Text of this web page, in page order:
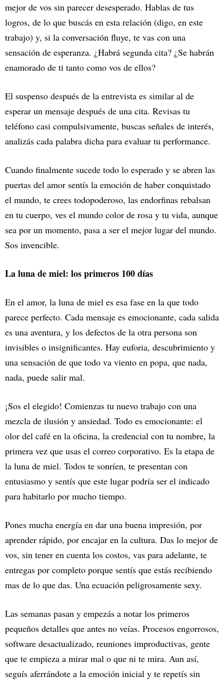
mejor de vos sin parecer desesperado. Hablas de tus
logros, de lo que buscás en esta relación (digo, en este
trabajo) y, si la conversación fluye, te vas con una
sensación de esperanza. ¿Habrá segunda cita? ¿Se habrán
enamorado de ti tanto como vos de ellos?
El suspenso después de la entrevista es similar al de
esperar un mensaje después de una cita. Revisas tu
teléfono casi compulsivamente, buscas señales de interés,
analizás cada palabra dicha para evaluar tu performance.
Cuando finalmente sucede todo lo esperado y se abren las
puertas del amor sentís la emoción de haber conquistado
el mundo, te crees todopoderoso, las endorfinas rebalsan
en tu cuerpo, ves el mundo color de rosa y tu vida, aunque
sea por un momento, pasa a ser el mejor lugar del mundo.
Sos invencible.
La luna de miel: los primeros 100 días
En el amor, la luna de miel es esa fase en la que todo
parece perfecto. Cada mensaje es emocionante, cada salida
es una aventura, y los defectos de la otra persona son
invisibles o insignificantes. Hay euforia, descubrimiento y
una sensación de que todo va viento en popa, que nada,
nada, puede salir mal.
¡Sos el elegido! Comienzas tu nuevo trabajo con una
mezcla de ilusión y ansiedad. Todo es emocionante: el
olor del café en la oficina, la credencial con tu nombre, la
primera vez que usas el correo corporativo. Es la etapa de
la luna de miel. Todos te sonríen, te presentan con
entusiasmo y sentís que este lugar podría ser el indicado
para habitarlo por mucho tiempo.
Pones mucha energía en dar una buena impresión, por
aprender rápido, por encajar en la cultura. Das lo mejor de
vos, sin tener en cuenta los costos, vas para adelante, te
entregas por completo porque sentís que estás recibiendo
mas de lo que das. Una ecuación peligrosamente sexy.
Las semanas pasan y empezás a notar los primeros
pequeños detalles que antes no veías. Procesos engorrosos,
software desactualizado, reuniones improductivas, gente
que te empieza a mirar mal o que ni te mira. Aun así,
seguís aferrándote a la emoción inicial y te repetís sin